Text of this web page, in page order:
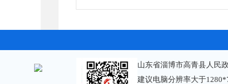
山东省淄博市高青县人民
建议电脑分辨率大于